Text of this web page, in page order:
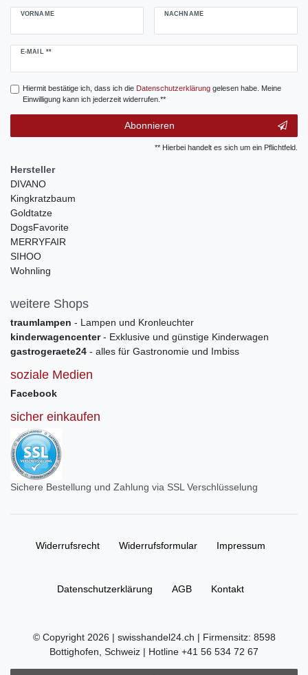
VORNAME NACHNAME
E-MAIL **
Newsletter
Hiermit bestätige ich, dass ich die Daten­schutz­erklärunggelesen habe. Meine
Einwilligung kann ich jederzeit widerrufen.**
Abonnieren
** Hierbei handelt es sich um ein Pflichtfeld.
Hersteller
DIVANO
Kingkratzbaum
Goldtatze
DogsFavorite
MERRYFAIR
SIHOO
Wohnling
weitere Shops
traumlampen - Lampen und Kronleuchter
kinderwagencenter- Exklusive und günstige Kinderwagen
gastrogeraete24 - alles für Gastronomie und Imbiss
soziale Medien
Facebook
sicher einkaufen
Sichere Bestellung und Zahlung via SSL Verschlüsselung
Widerrufs­recht Widerrufs­formular Impressum
Daten­schutz­erklärung AGB Kontakt
© Copyright 2026 | swisshandel24.ch | Firmensitz: 8598
Bottighofen, Schweiz | Hotline +41 56 534 72 67